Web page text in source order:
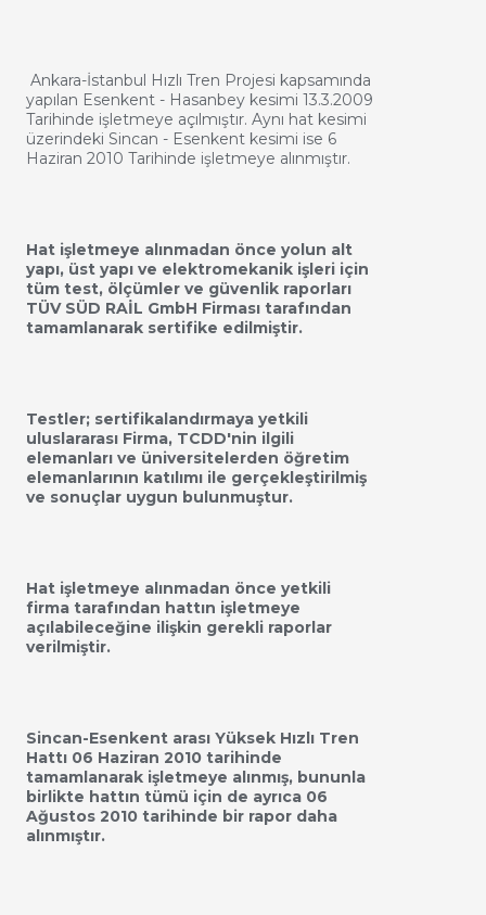
Ankara-İstanbul Hızlı Tren Projesi kapsamında
yapılan Esenkent - Hasanbey kesimi 13.3.2009
Tarihinde işletmeye açılmıştır. Aynı hat kesimi
üzerindeki Sincan - Esenkent kesimi ise 6
Haziran 2010 Tarihinde işletmeye alınmıştır.
Hat işletmeye alınmadan önce yolun alt
yapı, üst yapı ve elektromekanik işleri için
tüm test, ölçümler ve güvenlik raporları
TÜV SÜD RAİL GmbH Firması tarafından
tamamlanarak sertifike edilmiştir.
Testler; sertifikalandırmaya yetkili
uluslararası Firma, TCDD'nin ilgili
elemanları ve üniversitelerden öğretim
elemanlarının katılımı ile gerçekleştirilmiş
ve sonuçlar uygun bulunmuştur.
Hat işletmeye alınmadan önce yetkili
firma tarafından hattın işletmeye
açılabileceğine ilişkin gerekli raporlar
verilmiştir.
Sincan-Esenkent arası Yüksek Hızlı Tren
Hattı 06 Haziran 2010 tarihinde
tamamlanarak işletmeye alınmış, bununla
birlikte hattın tümü için de ayrıca 06
Ağustos 2010 tarihinde bir rapor daha
alınmıştır.